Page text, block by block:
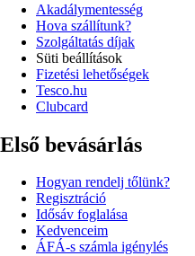
Akadálymentesség
Hova szállítunk?
Szolgáltatás díjak
Süti beállítások
Fizetési lehetőségek
Tesco.hu
Clubcard
Első bevásárlás
Hogyan rendelj tőlünk?
Regisztráció
Idősáv foglalása
Kedvenceim
ÁFÁ-s számla igénylés